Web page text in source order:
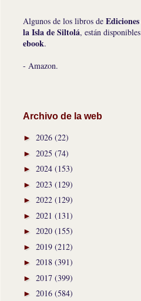
Algunos de los libros de
la Isla de Siltolá, están
ebook.
- Amazon.
Archivo de la web
► 2026 (22)
► 2025 (74)
► 2024 (153)
► 2023 (129)
► 2022 (129)
► 2021 (131)
► 2020 (155)
► 2019 (212)
► 2018 (391)
► 2017 (399)
► 2016 (584)